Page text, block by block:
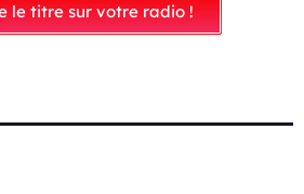
le titre sur votre radio !